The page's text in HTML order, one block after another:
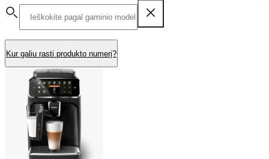
Kur galiu rasti produkto numerį?